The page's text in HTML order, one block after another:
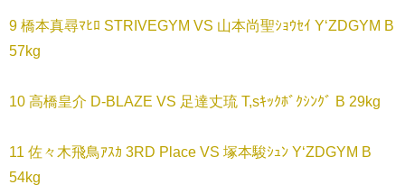
9 橋本真尋ﾏﾋﾛ STRIVEGYM VS 山本尚聖ｼｮｳｾｲ Y‘ZDGYM B
57kg
10 高橋皇介 D-BLAZE VS 足達丈琉 T,sｷｯｸﾎﾞｸｼﾝｸﾞ B 29kg
11 佐々木飛鳥ｱｽｶ 3RD Place VS 塚本駿ｼｭﾝ Y‘ZDGYM B
54kg